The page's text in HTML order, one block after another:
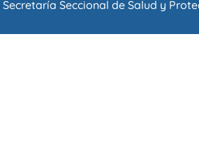
Secretaría Seccional de Salud y